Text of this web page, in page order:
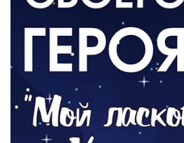
Борьба с борщевиком
04.08.2026